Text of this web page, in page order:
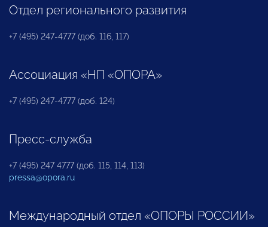
Отдел регионального развития
+7 (495) 247-4777 (доб. 116, 117)
Ассоциация «НП «ОПОРА»
+7 (495) 247-4777 (доб. 124)
Пресс-служба
+7 (495) 247 4777 (доб. 115, 114, 113)
pressa@opora.ru
Международный отдел «ОПОРЫ РОССИИ»